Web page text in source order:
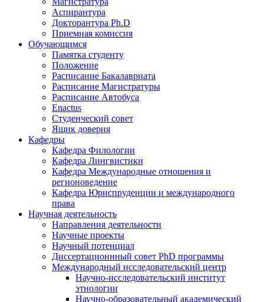
Аспирантура
Докторантура Ph.D
Приемная комиссия
Обучающимся
Памятка студенту
Положение
Расписание Бакалавриата
Расписание Магистратуры
Расписание Автобуса
Enactus
Студенческий совет
Ящик доверия
Кафедры
Кафедра Филологии
Кафедра Лингвистики
Кафедра Международные отношения и
регионоведение
Кафедра Юриспруденции и международного
права
Научная деятельность
Направления деятельности
Научные проекты
Научный потенциал
Диссертационнный совет PhD программы
Международный исследовательский центр
Научно-исследовательский институт
этнологии
Научно-образовательный академический